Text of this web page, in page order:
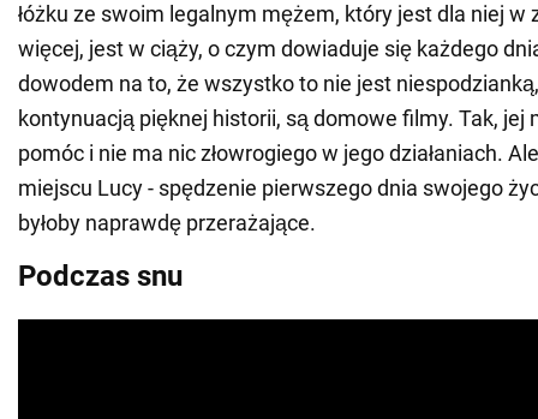
łóżku ze swoim legalnym mężem, który jest dla niej w
więcej, jest w ciąży, o czym dowiaduje się każdego
dowodem na to, że wszystko to nie jest
kontynuacją pięknej historii, są domowe filmy. Tak, jej
pomóc i nie ma nic złowrogiego w jego działaniach.
miejscu Lucy - spędzenie pierwszego dnia swojego
byłoby naprawdę przerażające.
Podczas snu